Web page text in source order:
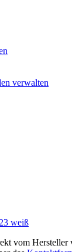
verwalten
vom Hersteller